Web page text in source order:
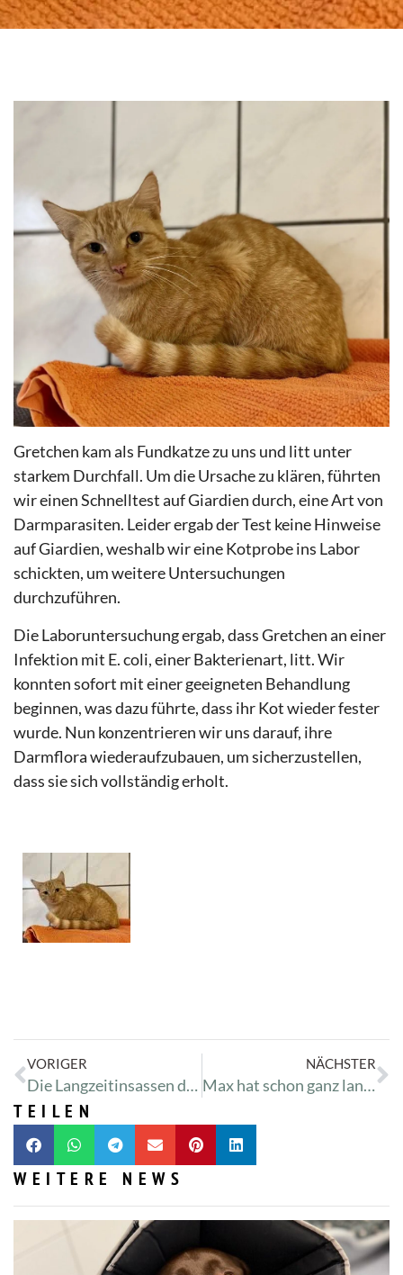
Gretchen kam als Fundkatze zu uns und litt unter
starkem Durchfall. Um die Ursache zu klären, führten
wir einen Schnelltest auf Giardien durch, eine Art von
Darmparasiten. Leider ergab der Test keine Hinweise
auf Giardien, weshalb wir eine Kotprobe ins Labor
schickten, um weitere Untersuchungen
durchzuführen.
Die Laboruntersuchung ergab, dass Gretchen an einer
Infektion mit E. coli, einer Bakterienart, litt. Wir
konnten sofort mit einer geeigneten Behandlung
beginnen, was dazu führte, dass ihr Kot wieder fester
wurde. Nun konzentrieren wir uns darauf, ihre
Darmflora wiederaufzubauen, um sicherzustellen,
dass sie sich vollständig erholt.
VORIGER
Die Langzeitinsassen der Arche Noah
NÄCHSTER
Max hat schon ganz lange Schnupfen
TEILEN
WEITERE NEWS